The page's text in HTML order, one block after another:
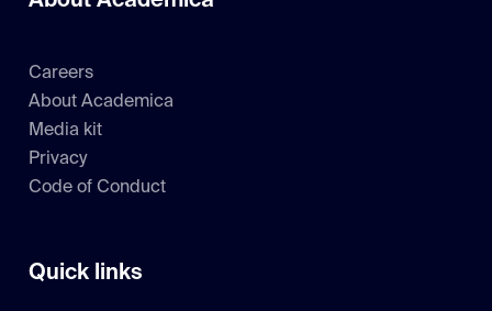
Careers
About Academica
Media kit
Privacy
Code of Conduct
Quick links